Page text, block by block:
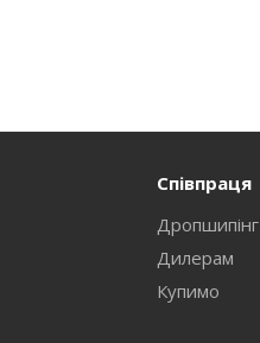
Співпраця
Дропшипінг
Дилерам
Купимо